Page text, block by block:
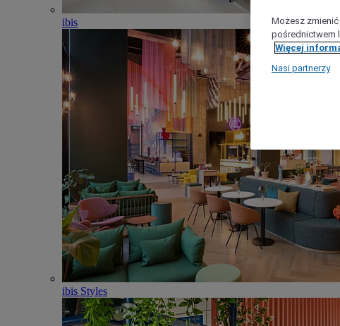
ibis
ibis Styles
Możesz
pośrednictwem
Więcej
Nasi partnerzy